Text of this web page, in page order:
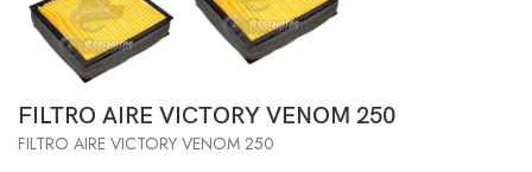
FILTRO AIRE VICTORY VENOM 250
FILTRO AIRE VICTORY VENOM 250